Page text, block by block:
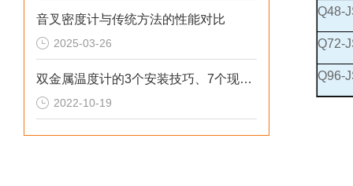
音叉密度计与传统方法的性能对比
2025-03-26
双金属温度计的3个安装技巧、7个现场调试注意事项以及4个故障处理方法
2022-10-19
Q48-
Q72-
Q96-